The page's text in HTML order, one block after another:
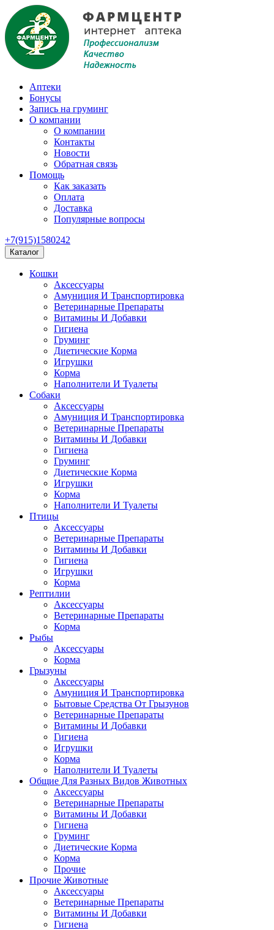
Аптеки
Бонусы
Запись на груминг
О компании
О компании
Контакты
Новости
Обратная связь
Помощь
Как заказать
Оплата
Доставка
Популярные вопросы
+7(915)1580242
Каталог
Кошки
Аксессуары
Амуниция И Транспортировка
Ветеринарные Препараты
Витамины И Добавки
Гигиена
Груминг
Диетические Корма
Игрушки
Корма
Наполнители И Туалеты
Собаки
Аксессуары
Амуниция И Транспортировка
Ветеринарные Препараты
Витамины И Добавки
Гигиена
Груминг
Диетические Корма
Игрушки
Корма
Наполнители И Туалеты
Птицы
Аксессуары
Ветеринарные Препараты
Витамины И Добавки
Гигиена
Игрушки
Корма
Рептилии
Аксессуары
Ветеринарные Препараты
Корма
Рыбы
Аксессуары
Корма
Грызуны
Аксессуары
Амуниция И Транспортировка
Бытовые Средства От Грызунов
Ветеринарные Препараты
Витамины И Добавки
Гигиена
Игрушки
Корма
Наполнители И Туалеты
Общие Для Разных Видов Животных
Аксессуары
Ветеринарные Препараты
Витамины И Добавки
Гигиена
Груминг
Диетические Корма
Корма
Прочие
Прочие Животные
Аксессуары
Ветеринарные Препараты
Витамины И Добавки
Гигиена